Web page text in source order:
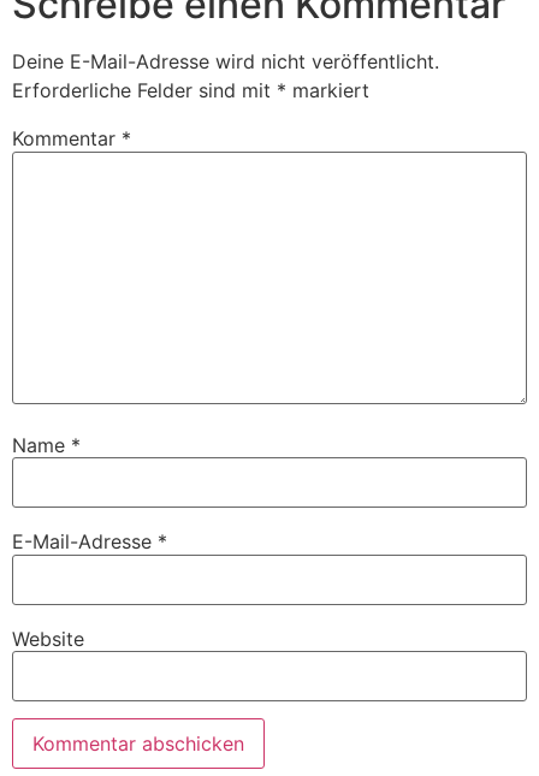
Deine E-Mail-Adresse wird nicht veröffentlicht.
Erforderliche Felder sind mit * markiert
Kommentar *
Name *
E-Mail-Adresse *
Website